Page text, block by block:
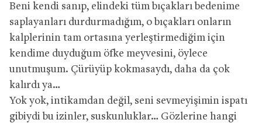
Beni kendi sanıp, elindeki tüm bıçakları bedenime
saplayanları durdurmadığım, o bıçakları onların
kalplerinin tam ortasına yerleştirmediğim için
kendime duyduğum öfke meyvesini, öylece
unutmuşum. Çürüyüp kokmasaydı, daha da çok
kalırdı ya…
Yok yok, intikamdan değil, seni sevmeyişimin ispatı
gibiydi bu izinler, suskunluklar… Gözlerine hangi